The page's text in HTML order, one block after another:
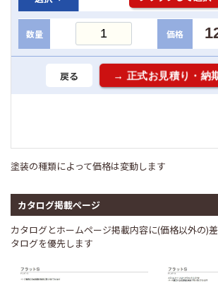
数量 価格
戻る
塗装の種類によって価格は変動します
カタログ掲載ページ
カタログとホームページ掲載内容に(価格以外の)
タログを優先します